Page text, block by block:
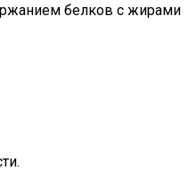
белков с жирами